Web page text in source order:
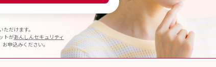
だけます。
トがあんしんセキュリティ
申込みください。